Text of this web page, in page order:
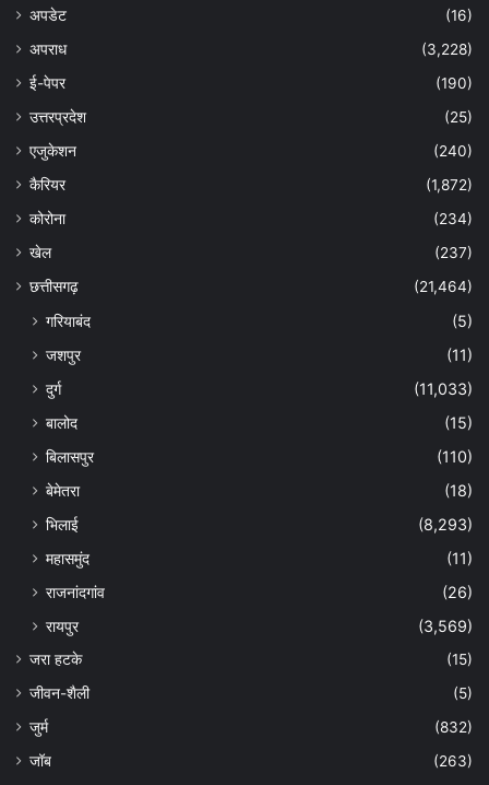
अपडेट
(16)
अपराध
(3,228)
ई-पेपर
(190)
उत्तरप्रदेश
(25)
एजुकेशन
(240)
कैरियर
(1,872)
कोरोना
(234)
खेल
(237)
छत्तीसगढ़
(21,464)
गरियाबंद
(5)
जशपुर
(11)
दुर्ग
(11,033)
बालोद
(15)
बिलासपुर
(110)
बेमेतरा
(18)
भिलाई
(8,293)
महासमुंद
(11)
राजनांदगांव
(26)
रायपुर
(3,569)
जरा हटके
(15)
जीवन-शैली
(5)
जुर्म
(832)
जॉब
(263)